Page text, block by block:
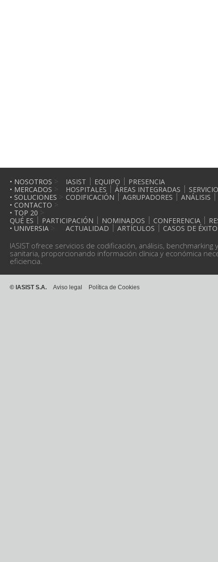
• NOSOTROS > IASIST EQUIPO
PRESENCIA
• MERCADOS
> HOSPITALES ÁREAS INTEGRADAS
• SOLUCIONES
> CODIFICACIÓN AGRUPADORES
ANÁLISIS
• CONTACTO
>
• TOP 20 >
QUÉ ES PARTICIPACIÓN NOMINADOS CONFERENCIA
• UNIVERSIA > ACTUALIDAD ARTÍCULOS CASOS DE ÉXITO
IASIST ofrece servicios de codificación, análisis,
sanitaria, proporcionando información clínica y económica
eficiencia.
© IASIST S.A. Aviso legal Política de Cookies